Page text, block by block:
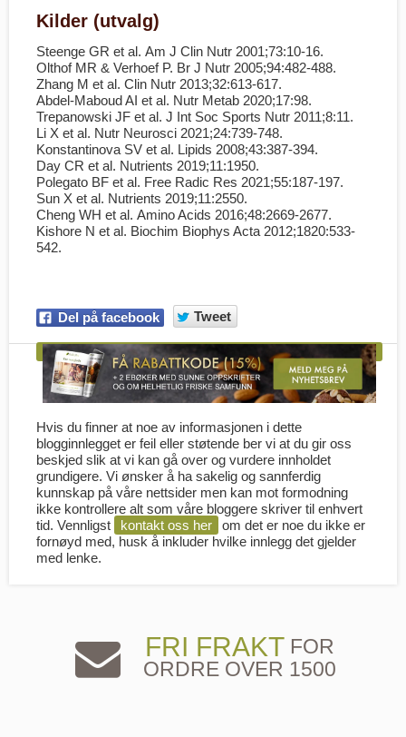
Kilder (utvalg)
Steenge GR et al. Am J Clin Nutr 2001;73:10-16.
Olthof MR & Verhoef P. Br J Nutr 2005;94:482-488.
Zhang M et al. Clin Nutr 2013;32:613-617.
Abdel-Maboud AI et al. Nutr Metab 2020;17:98.
Trepanowski JF et al. J Int Soc Sports Nutr 2011;8:11.
Li X et al. Nutr Neurosci 2021;24:739-748.
Konstantinova SV et al. Lipids 2008;43:387-394.
Day CR et al. Nutrients 2019;11:1950.
Polegato BF et al. Free Radic Res 2021;55:187-197.
Sun X et al. Nutrients 2019;11:2550.
Cheng WH et al. Amino Acids 2016;48:2669-2677.
Kishore N et al. Biochim Biophys Acta 2012;1820:533-
542.
Del på facebook Tweet
Hvis du finner at noe av informasjonen i dette
blogginnlegget er feil eller støtende ber vi at du gir oss
beskjed slik at vi kan gå over og vurdere innholdet
grundigere. Vi ønsker å ha sakelig og sannferdig
kunnskap på våre nettsider men kan mot formodning
ikke kontrollere alt som våre bloggere skriver til enhvert
tid. Vennligst
kontakt oss her
om det er noe du ikke er
fornøyd med, husk å inkluder hvilke innlegg det gjelder
med lenke.
FRI FRAKTFOR
ORDRE OVER 1500